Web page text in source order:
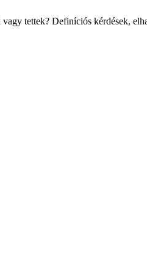
tettek? Definíciós kérdések,